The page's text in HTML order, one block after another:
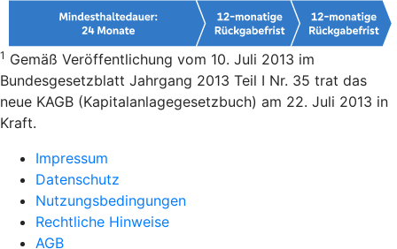
1 Gemäß Veröffentlichung vom 10. Juli 2013 im
Bundesgesetzblatt Jahrgang 2013 Teil I Nr. 35 trat das
neue KAGB (Kapitalanlagegesetzbuch) am 22. Juli 2013 in
Kraft.
Impressum
Datenschutz
Nutzungsbedingungen
Rechtliche Hinweise
AGB